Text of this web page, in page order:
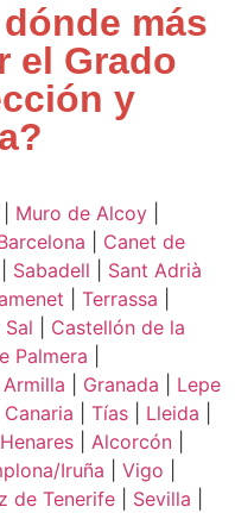
más
el Grado
y
Muro de Alcoy
Canet de
Sabadell
Sant Adrià
Terrassa
Castellón de la
Palmera
Armilla Granada
Lepe
Tías Lleida
Alcorcón
Iruña Vigo
de Tenerife Sevilla